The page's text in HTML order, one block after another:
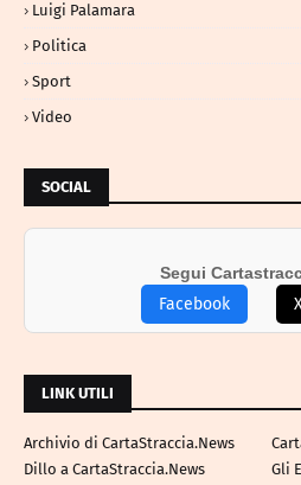
Luigi Palamara
Politica
Sport
Video
SOCIAL
Segui
Facebook
LINK UTILI
Archivio di CartaStraccia.News
Dillo a CartaStraccia.News
Gli